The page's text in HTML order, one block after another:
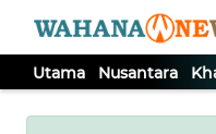
Utama Nusantara
Tutup